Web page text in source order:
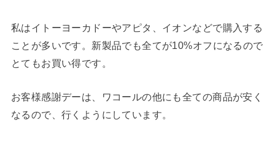
私はイトーヨーカドーやアピタ、イオンなどで購入する
ことが多いです。新製品でも全てが10%オフになるので
とてもお買い得です。
お客様感謝デーは、ワコールの他にも全ての商品が安く
なるので、行くようにしています。